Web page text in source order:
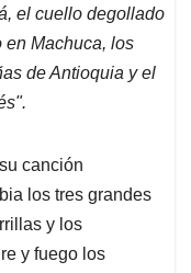
el cuello degollado
en Machuca, los
de Antioquia y el
canción
los tres grandes
y los
y fuego los